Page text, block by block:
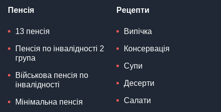
Пенсія
13 пенсія
Пенсія по інвалідності 2
група
Військова пенсія по
інвалідності
Мінімальна пенсія
Рецепти
Випічка
Консервація
Супи
Десерти
Салати